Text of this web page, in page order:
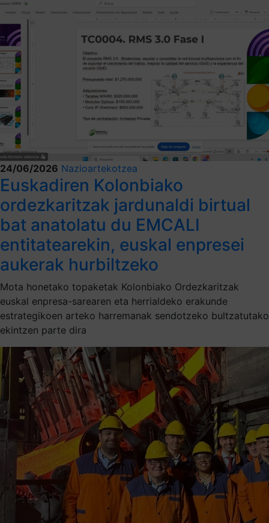
24/06/2026 Nazioartekotzea
Euskadiren Kolonbiako
ordezkaritzak jardunaldi birtual
bat anatolatu du EMCALI
entitatearekin, euskal enpresei
aukerak hurbiltzeko
Mota honetako topaketak Kolonbiako Ordezkaritzak
euskal enpresa-sarearen eta herrialdeko erakunde
estrategikoen arteko harremanak sendotzeko bultzatutako
ekintzen parte dira